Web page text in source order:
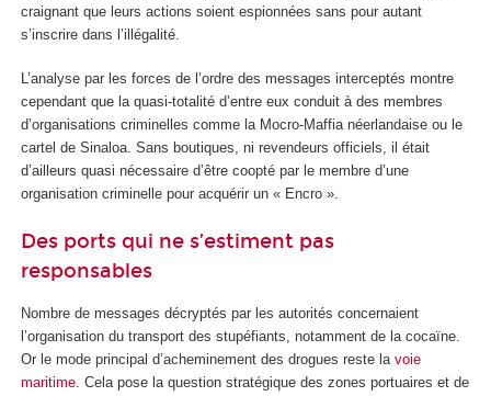
craignant que leurs actions soient espionnées sans pour autant
s’inscrire dans l’illégalité.
L’analyse par les forces de l’ordre des messages interceptés montre
cependant que la quasi-totalité d’entre eux conduit à des membres
d’organisations criminelles comme la Mocro-Maffia néerlandaise ou le
cartel de Sinaloa. Sans boutiques, ni revendeurs officiels, il était
d’ailleurs quasi nécessaire d’être coopté par le membre d’une
organisation criminelle pour acquérir un « Encro ».
Des ports qui ne s’estiment pas
responsables
Nombre de messages décryptés par les autorités concernaient
l’organisation du transport des stupéfiants, notamment de la cocaïne.
Or le mode principal d’acheminement des drogues reste la voie
maritime. Cela pose la question stratégique des zones portuaires et de